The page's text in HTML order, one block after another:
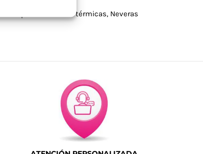
Bolsas personalizadas térmicas, Neveras